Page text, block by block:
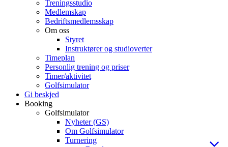
Treningsstudio
Medlemskap
Bedriftsmedlemsskap
Om oss
Styret
Instruktører og studioverter
Timeplan
Personlig trening og priser
Timer/aktivitet
Golfsimulator
Gi beskjed
Booking
Golfsimulator
Nyheter (GS)
Om Golfsimulator
Turnering